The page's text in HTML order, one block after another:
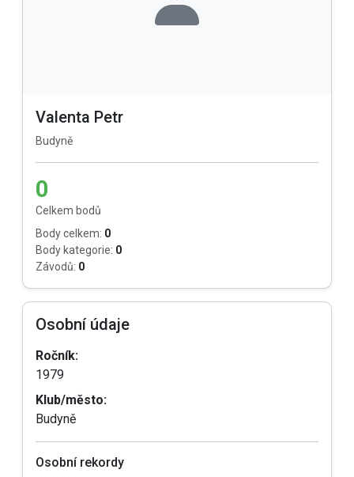
Valenta Petr
Budyně
0
Celkem bodů
Body celkem: 0
Body kategorie: 0
Závodů: 0
Osobní údaje
Ročník:
1979
Klub/město:
Budyně
Osobní rekordy